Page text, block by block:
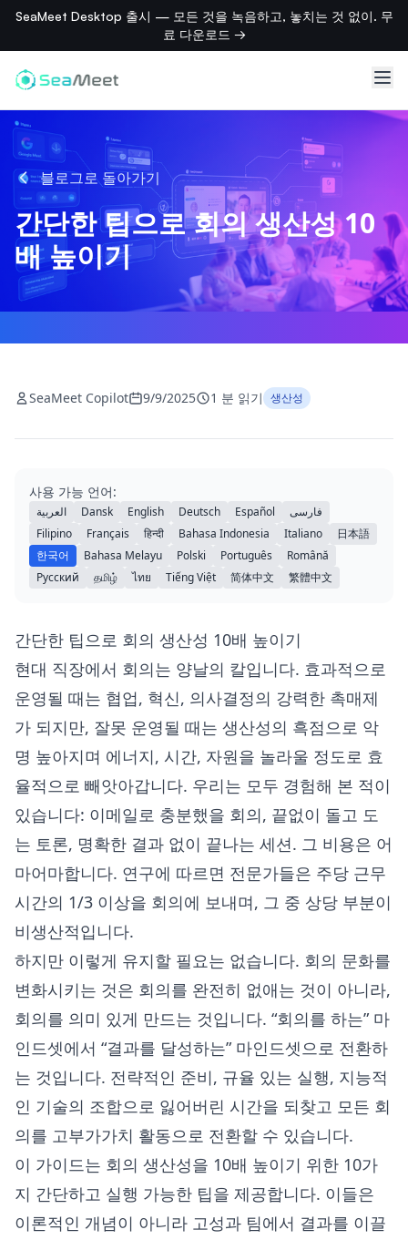
SeaMeet Desktop 출시 — 모든 것을 녹음하고, 놓치는 것 없이. 무
료 다운로드 →
블로그로 돌아가기
간단한 팁으로 회의 생산성 10
배 높이기
SeaMeet Copilot 9/9/2025 1 분 읽기 생산성
사용 가능 언어:
العربية Dansk English Deutsch Español
فارسی
Filipino
Français हिन्दी Bahasa Indonesia Italiano
日本語
한국어
Bahasa Melayu Polski Português
Română
Русский
தமிழ் ไทย Tiếng Việt 简体中文 繁體中文
간단한 팁으로 회의 생산성 10배 높이기
현대 직장에서 회의는 양날의 칼입니다. 효과적으로
운영될 때는 협업, 혁신, 의사결정의 강력한 촉매제
가 되지만, 잘못 운영될 때는 생산성의 흑점으로 악
명 높아지며 에너지, 시간, 자원을 놀라울 정도로 효
율적으로 빼앗아갑니다. 우리는 모두 경험해 본 적이
있습니다: 이메일로 충분했을 회의, 끝없이 돌고 도
는 토론, 명확한 결과 없이 끝나는 세션. 그 비용은 어
마어마합니다. 연구에 따르면 전문가들은 주당 근무
시간의 1/3 이상을 회의에 보내며, 그 중 상당 부분이
비생산적입니다.
하지만 이렇게 유지할 필요는 없습니다. 회의 문화를
변화시키는 것은 회의를 완전히 없애는 것이 아니라,
회의를 의미 있게 만드는 것입니다. “회의를 하는” 마
인드셋에서 “결과를 달성하는” 마인드셋으로 전환하
는 것입니다. 전략적인 준비, 규율 있는 실행, 지능적
인 기술의 조합으로 잃어버린 시간을 되찾고 모든 회
의를 고부가가치 활동으로 전환할 수 있습니다.
이 가이드는 회의 생산성을 10배 높이기 위한 10가
지 간단하고 실행 가능한 팁을 제공합니다. 이들은
이론적인 개념이 아니라 고성과 팀에서 결과를 이끌